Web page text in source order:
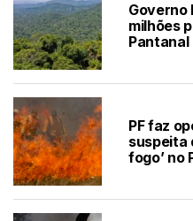
Governo
milhões
Pantanal
PF faz
suspeita
fogo’ no